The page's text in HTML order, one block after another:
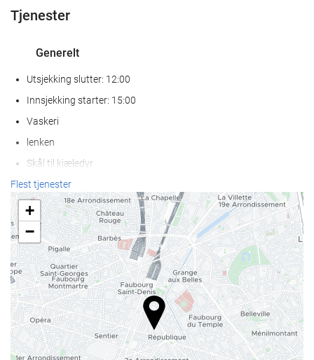
Tjenester
Generelt
Utsjekking slutter: 12:00
Innsjekking starter: 15:00
Vaskeri
lenken
Skål til kjæledyr
Klimaanlegg
Oppvarming
Heis
Tilgjengelighet for personer med redusert bevegelighet
Tilpasset for synshemmede personer
Rom for ikke-røykere
Røykfritt på hele overnattingsstedet
Røykeområde
Lydisolerte rom
Flest tjenester
+
−